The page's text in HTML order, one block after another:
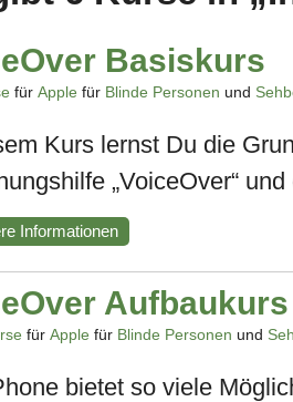
Basiskurs
für Apple für Blinde Personen und
Kurs lernst Du die
„VoiceOver“
Informationenzum
Kurs
"VoiceOver
Basiskurs"
Aufbaukurs
für Apple für Blinde Personen und
bietet so viele